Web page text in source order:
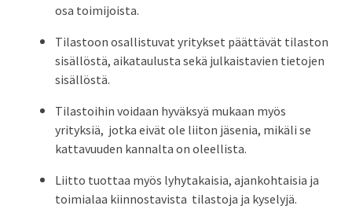
osa toimijoista.
Tilastoon osallistuvat yritykset päättävät tilaston
sisällöstä, aikataulusta sekä julkaistavien tietojen
sisällöstä.
Tilastoihin voidaan hyväksyä mukaan myös
yrityksiä, jotka eivät ole liiton jäsenia, mikäli se
kattavuuden kannalta on oleellista.
Liitto tuottaa myös lyhytakaisia, ajankohtaisia ja
toimialaa kiinnostavista tilastoja ja kyselyjä.